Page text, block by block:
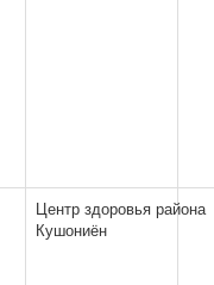
Центр здоровья района
Кушониён